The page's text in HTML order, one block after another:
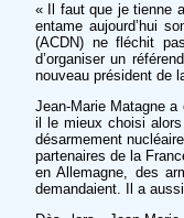
« Il faut que je tienne
entame aujourd’hui
(ACDN) ne fléchit
d’organiser un
nouveau président de
Jean-Marie Matagne
il le mieux choisi
désarmement
partenaires de la
en Allemagne, des
demandaient. Il a